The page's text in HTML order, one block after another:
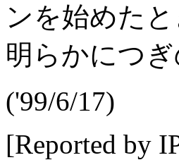
ンを始めた
明らかにつ
('99/6/17)
[Reported by